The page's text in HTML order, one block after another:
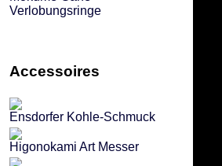
Verlobungsringe
Accessoires
Ensdorfer Kohle-Schmuck
Higonokami Art Messer